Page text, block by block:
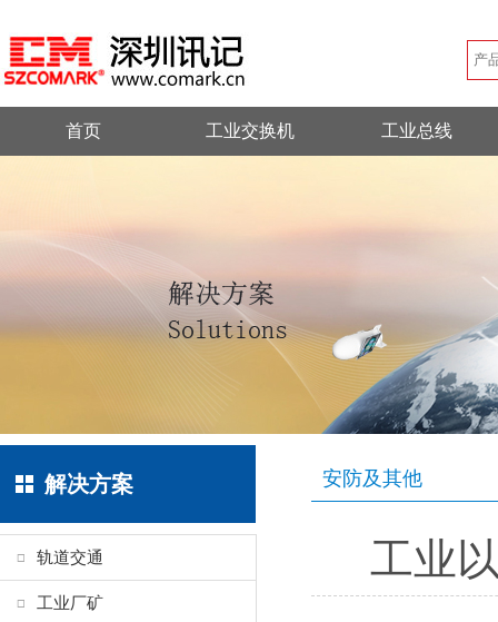
首页 工业交换机 工业总线
解决方案
轨道交通
工业厂矿
安防及其他
工业